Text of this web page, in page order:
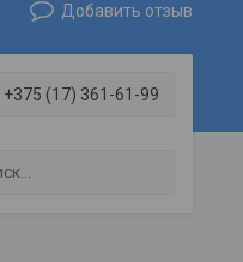
Добавить отзыв
+375 (17) 361-61-99